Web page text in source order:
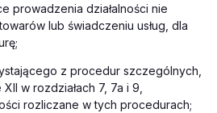
prowadzenia działalności nie
lub świadczeniu usług, dla
z procedur szczególnych,
w rozdziałach 7, 7a i 9,
rozliczane w tych procedurach;